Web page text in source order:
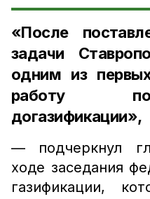
«После
задачи
одним из
работу
догазификации»,
— подчеркнул
ходе заседания
газификации,